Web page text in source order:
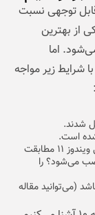
قابل توجهی نسبت
۱۰ همچنان یکی از بهترین
اما
می‌توانید در صورتی که پس از ارتقاء به ویندوز ۱۱ با شرایط زیر مواجه
اگر مشخصات فنی سیستم شما با حداقل نیازمندی فنی ویندوز ۱۱ مطابقت
را